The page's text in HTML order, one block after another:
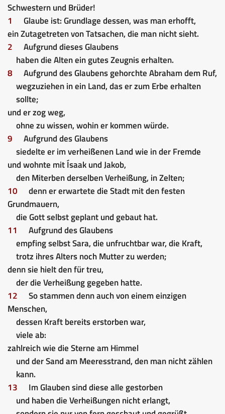
Schwestern und Brüder!
1
Glaube ist: Grundlage dessen, was man erhofft,
ein Zutagetreten von Tatsachen, die man nicht sieht.
2
Aufgrund dieses Glaubens
haben die Alten ein gutes Zeugnis erhalten.
8
Aufgrund des Glaubens gehorchte Abraham dem Ruf,
wegzuziehen in ein Land, das er zum Erbe erhalten
sollte;
und er zog weg,
ohne zu wissen, wohin er kommen würde.
9
Aufgrund des Glaubens
siedelte er im verheißenen Land wie in der Fremde
und wohnte mit Ísaak und Jakob,
den Miterben derselben Verheißung, in Zelten;
10
denn er erwartete die Stadt mit den festen
Grundmauern,
die Gott selbst geplant und gebaut hat.
11
Aufgrund des Glaubens
empfing selbst Sara, die unfruchtbar war, die Kraft,
trotz ihres Alters noch Mutter zu werden;
denn sie hielt den für treu,
der die Verheißung gegeben hatte.
12
So stammen denn auch von einem einzigen
Menschen,
dessen Kraft bereits erstorben war,
viele ab:
zahlreich wie die Sterne am Himmel
und der Sand am Meeresstrand, den man nicht zählen
kann.
13
Im Glauben sind diese alle gestorben
und haben die Verheißungen nicht erlangt,